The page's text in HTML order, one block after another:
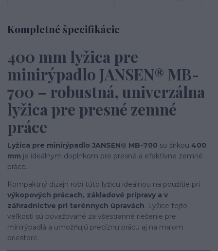
Kompletné špecifikácie
400 mm lyžica pre
minirýpadlo JANSEN® MB-
700 – robustná, univerzálna
lyžica pre presné zemné
práce
Lyžica pre minirýpadlo JANSEN® MB-700 so šírkou 400
mm je ideálnym doplnkom pre presné a efektívne zemné
práce.
Kompaktný dizajn robí túto lyžicu ideálnou na použitie pri
výkopových prácach, základové prípravy a v
záhradníctve pri terénnych úpravách. Lyžice tejto
veľkosti sú považované za všestranné riešenie pre
minirýpadlá a umožňujú precíznu prácu aj na malom
priestore.